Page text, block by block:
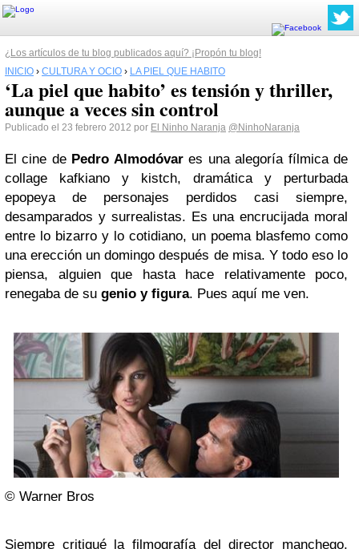
¿Los artículos de tu blog publicados aquí? ¡Propón tu blog!
INICIO › CULTURA Y OCIO › LA PIEL QUE HABITO
‘La piel que habito’ es tensión y thriller,
aunque a veces sin control
Publicado el 23 febrero 2012 por El Ninho Naranja @NinhoNaranja
El cine de Pedro Almodóvares una alegoría fílmica de
collage kafkiano y kistch, dramática y perturbada
epopeya de personajes perdidos casi siempre,
desamparados y surrealistas. Es una encrucijada moral
entre lo bizarro y lo cotidiano, un poema blasfemo como
una erección un domingo después de misa. Y todo eso lo
piensa, alguien que hasta hace relativamente poco,
renegaba de su genio y figura. Pues aquí me ven.
© Warner Bros
Siempre critiqué la filmografía del director manchego,